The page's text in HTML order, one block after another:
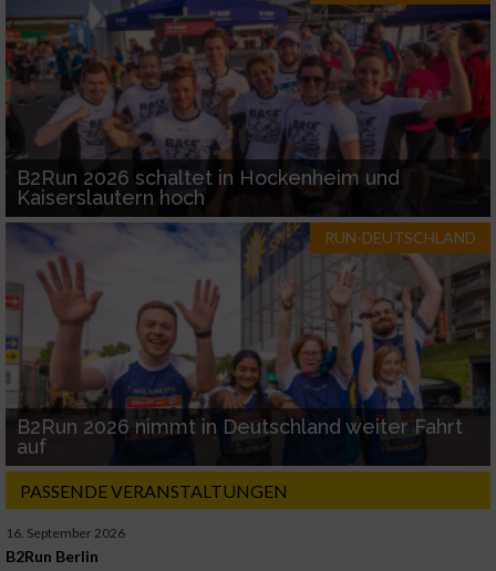
B2Run 2026 schaltet in Hockenheim und
Kaiserslautern hoch
RUN-DEUTSCHLAND
B2Run 2026 nimmt in Deutschland weiter Fahrt
auf
PASSENDE VERANSTALTUNGEN
16. September 2026
B2Run Berlin